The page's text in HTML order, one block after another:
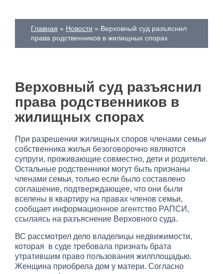
Главная Новости
Верховный суд разъяснил
права родственников в жилищных спорах
Верховный суд разъяснил
права родственников в
жилищных спорах
При разрешении жилищных споров членами семьи
собственника жилья безоговорочно являются
супруги, проживающие совместно, дети и родители.
Остальные родственники могут быть признаны
членами семьи, только если было составлено
соглашение, подтверждающее, что они были
вселены в квартиру на правах членов семьи,
сообщает информационное агентство РАПСИ,
ссылаясь на разъяснение Верховного суда.
ВС рассмотрел дело владелицы недвижимости,
которая в суде требовала признать брата
утратившим право пользования жилплощадью.
Женщина приобрела дом у матери. Согласно